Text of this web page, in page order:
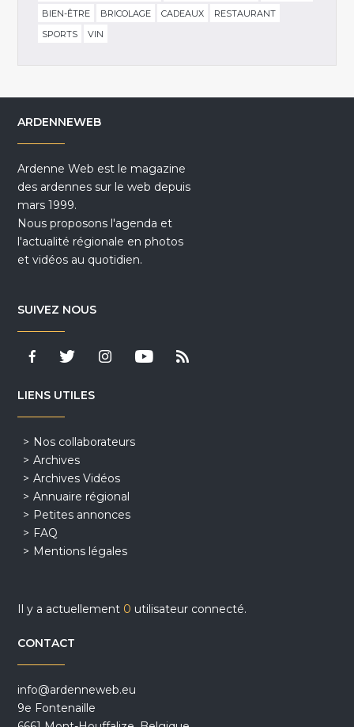
BIEN-ÊTRE
BRICOLAGE CADEAUX
RESTAURANT
SPORTS
VIN
ARDENNEWEB
Ardenne Web est le magazine
des ardennes sur le web depuis
mars 1999.
Nous proposons l'agenda et
l'actualité régionale en photos
et vidéos au quotidien.
SUIVEZ NOUS
LIENS UTILES
Nos collaborateurs
Archives
Archives Vidéos
Annuaire régional
Petites annonces
FAQ
Mentions légales
Il y a actuellement 0 utilisateur connecté.
CONTACT
info@ardenneweb.eu
9e Fontenaille